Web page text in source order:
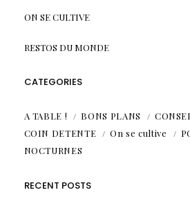
ON SE CULTIVE
RESTOS DU MONDE
CATEGORIES
A TABLE ! BONS PLANS
COIN DETENTE
On se cultive
NOCTURNES
RECENT POSTS